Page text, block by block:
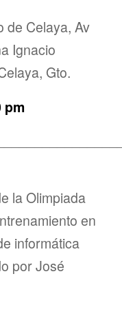
de Celaya, Av
Ignacio
Gto.
pm
la Olimpiada
en
informática
por José